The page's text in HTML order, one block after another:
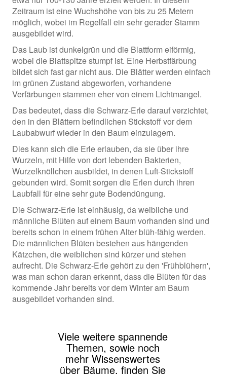
Zeitraum ist eine Wuchshöhe von bis zu 25 Metern
möglich, wobei im Regelfall ein sehr gerader Stamm
ausgebildet wird.
Das Laub ist dunkelgrün und die Blattform eiförmig,
wobei die Blattspitze stumpf ist. Eine Herbstfärbung
bildet sich fast gar nicht aus. Die Blätter werden einfach
im grünen Zustand abgeworfen, vorhandene
Verfärbungen stammen eher von einem Lichtmangel.
Das bedeutet, dass die Schwarz-Erle darauf verzichtet,
den in den Blättern befindlichen Stickstoff vor dem
Laubabwurf wieder in den Baum einzulagern.
Dies kann sich die Erle erlauben, da sie über ihre
Wurzeln, mit Hilfe von dort lebenden Bakterien,
Wurzelknöllchen ausbildet, in denen Luft-Stickstoff
gebunden wird. Somit sorgen die Erlen durch ihren
Laubfall für eine sehr gute Bodendüngung.
Die Schwarz-Erle ist einhäusig, da weibliche und
männliche Blüten auf einem Baum vorhanden sind und
bereits schon in einem frühen Alter blüh-fähig werden.
Die männlichen Blüten bestehen aus hängenden
Kätzchen, die weiblichen sind kürzer und stehen
aufrecht. Die Schwarz-Erle gehört zu den 'Frühblühern',
was man schon daran erkennt, dass die Blüten für das
kommende Jahr bereits vor dem Winter am Baum
ausgebildet vorhanden sind.
Viele weitere spannende
Themen, sowie noch
mehr Wissenswertes
über Bäume, finden Sie